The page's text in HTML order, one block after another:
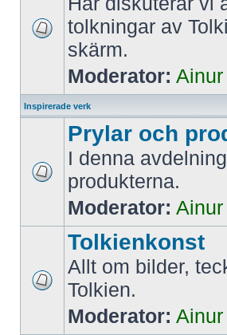
tolkningar av
skärm.
Moderator: Ainur
Inspirerade verk
Prylar och
I denna
produkterna.
Moderator: Ainur
Tolkienkonst
Allt om bilder,
Tolkien.
Moderator: Ainur